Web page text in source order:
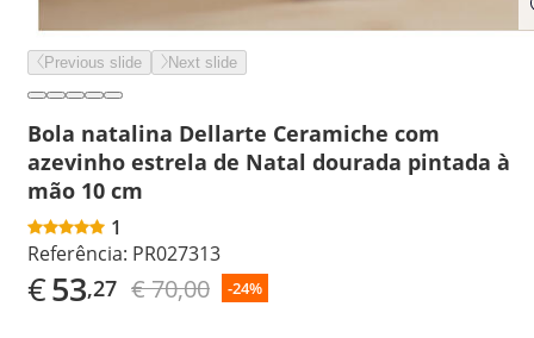
Previous slide Next slide
Bola natalina Dellarte Ceramiche com
azevinho estrela de Natal dourada pintada à
mão 10 cm
1
Referência: PR027313
€53,27 € 70,00 -24%